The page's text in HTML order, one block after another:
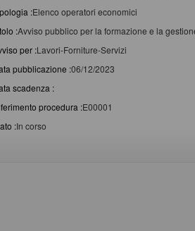
:Elenco operatori economici
:Avviso pubblico per la formazione e la
per :Lavori-Forniture-Servizi
pubblicazione :06/12/2023
scadenza :
procedura :E00001
:In corso